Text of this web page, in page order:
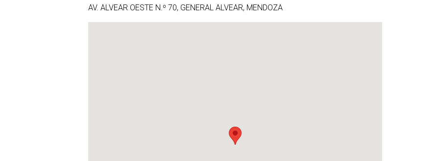
AV. ALVEAR OESTE N.º 70, GENERAL ALVEAR, MENDOZA